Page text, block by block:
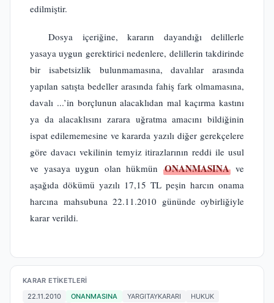
edilmiştir.
Dosya içeriğine, kararın dayandığı delillerle
yasaya uygun gerektirici nedenlere, delillerin takdirinde
bir isabetsizlik bulunmamasına, davalılar arasında
yapılan satışta bedeller arasında fahiş fark olmamasına,
davalı ...’in borçlunun alacaklıdan mal kaçırma kastını
ya da alacaklısını zarara uğratma amacını bildiğinin
ispat edilememesine ve kararda yazılı diğer gerekçelere
göre davacı vekilinin temyiz itirazlarının reddi ile usul
ve yasaya uygun olan hükmün ONANMASINAve
aşağıda dökümü yazılı 17,15 TL peşin harcın onama
harcına mahsubuna 22.11.2010 gününde oybirliğiyle
karar verildi.
KARAR ETIKETLERI
22.11.2010
ONANMASINA YARGITAYKARARI
HUKUK